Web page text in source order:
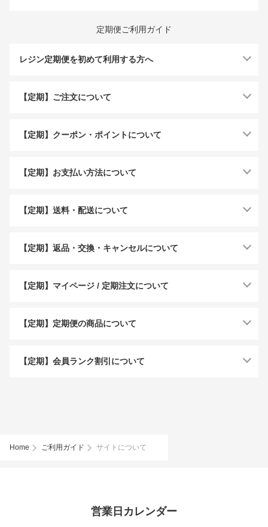
定期便ご利用ガイド
レジン定期便を初めて利用する方へ
【定期】ご注文について
【定期】クーポン・ポイントについて
【定期】お支払い方法について
【定期】送料・配送について
【定期】返品・交換・キャンセルについて
【定期】マイページ / 定期注文について
【定期】定期便の商品について
【定期】会員ランク割引について
Home ご利用ガイド サイトについて
営業日カレンダー